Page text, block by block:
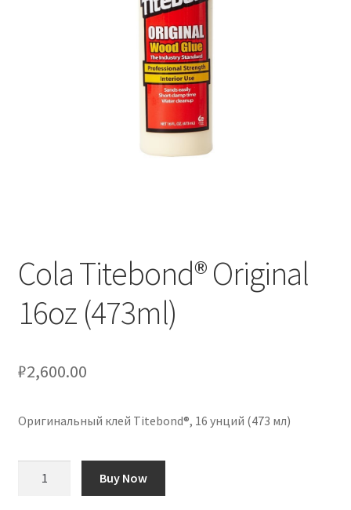
Подтверждение заказа
Cola Titebond® Original
16oz (473ml)
₽2,600.00
Оригинальный клей Titebond®, 16 унций (473 мл)
Buy Now